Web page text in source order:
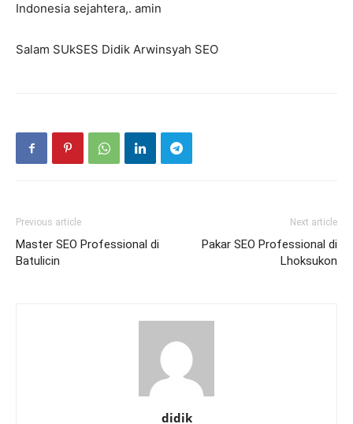
Indonesia sejahtera,. amin
Salam SUkSES Didik Arwinsyah SEO
Previous article
Master SEO Professional di
Batulicin
Next article
Pakar SEO Professional di
Lhoksukon
didik